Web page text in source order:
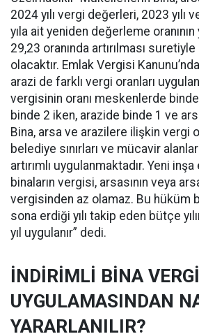
2024 yılı vergi değerleri, 2023 yılı
yıla ait yeniden değerleme oranının
29,23 oranında artırılması
olacaktır. Emlak Vergisi
arazi de farklı vergi oranları
vergisinin oranı meskenlerde
binde 2 iken, arazide binde 1 ve
Bina, arsa ve arazilere ilişkin vergi
belediye sınırları ve mücavir
artırımlı uygulanmaktadır. Yeni
binaların vergisi, arsasının veya
vergisinden az olamaz. Bu hüküm
sona erdiği yılı takip eden bütçe
yıl uygulanır” dedi.
İNDİRİMLİ BİNA
UYGULAMASINDAN
YARARLANILIR?